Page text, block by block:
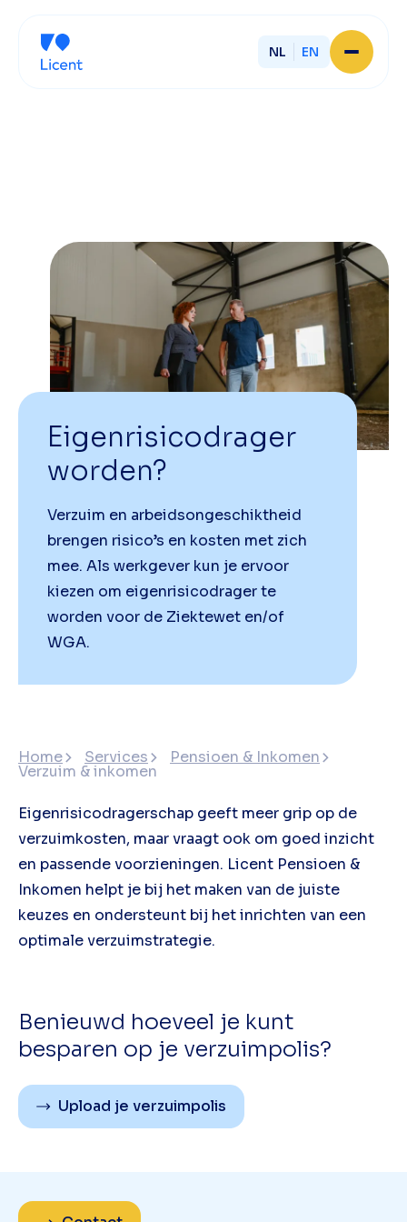
NL EN
Our people
Contact
Eigenrisicodrager
worden?
Verzuim en arbeidsongeschiktheid
brengen risico’s en kosten met zich
mee. Als werkgever kun je ervoor
kiezen om eigenrisicodrager te
worden voor de Ziektewet en/of
WGA.
Home Services Pensioen & Inkomen
Verzuim & inkomen
Eigenrisicodragerschap geeft meer grip op de
verzuimkosten, maar vraagt ook om goed inzicht
en passende voorzieningen. Licent Pensioen &
Inkomen helpt je bij het maken van de juiste
keuzes en ondersteunt bij het inrichten van een
optimale verzuimstrategie.
Benieuwd hoeveel je kunt
besparen op je verzuimpolis?
Upload je verzuimpolis